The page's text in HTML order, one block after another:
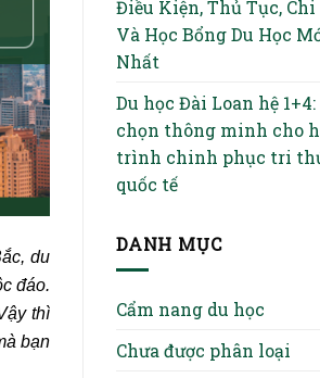
du
đáo.
thì
bạn
Điều Kiện, Thủ Tục,
Và Học Bổng Du Học
Nhất
Du học Đài Loan hệ 1+4:
chọn thông minh cho
trình chinh phục tri
quốc tế
DANH MỤC
Cẩm nang du học
Chưa được phân loại